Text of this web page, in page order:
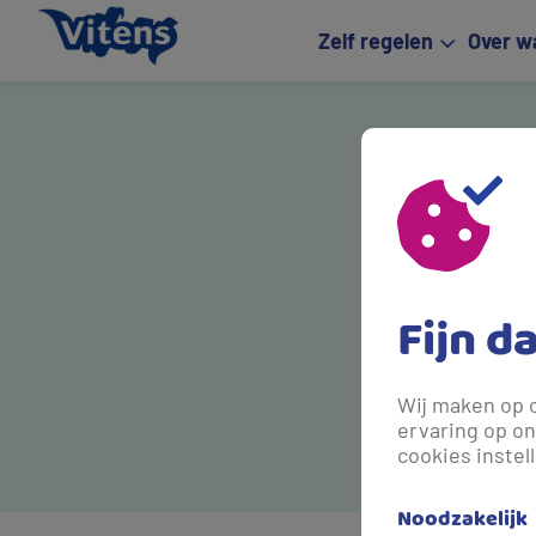
Zelf regelen Over
Fijn
Wij maken op
ervaring op
cookies
Noodzakelijk